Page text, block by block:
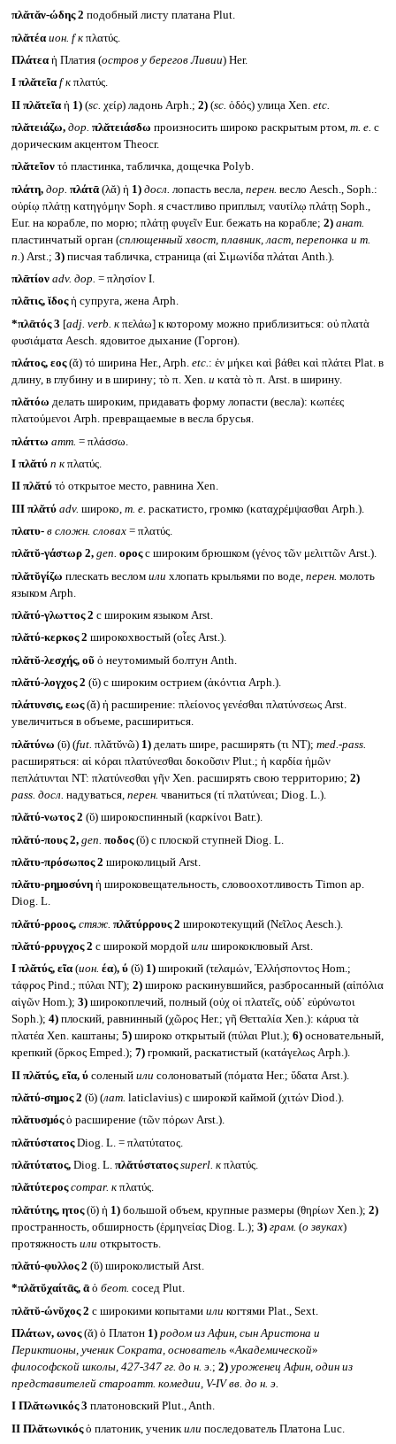
πλᾰτᾰν-ώδης 2 подобный листу платана Plut.
πλᾰτέα ион. f кπλατύς.
Πλάτεα ἡ Платия (остров у берегов Ливии) Her.
I πλᾰτεῖα f кπλατύς.
II πλᾰτεῖα ἡ 1)(sc. χείρ) ладонь Arph.; 2)(sc. ὁδός) улица Xen. etc.
πλᾰτειάζω, дор. πλᾰτειάσδω произносить широко раскрытым ртом,т. е. с
дорическим акцентом Theocr.
πλᾰτεῖον τό пластинка, табличка, дощечка Polyb.
πλάτη, дор. πλάτᾱ(λᾰ) ἡ 1) досл. лопасть весла, перен. весло Aesch., Soph.:
οὐρίῳ πλάτῃ κατηγόμην Soph. я счастливо приплыл; ναυτίλῳ πλάτῃ Soph.,
Eur. на корабле, по морю; πλάτῃ φυγεῖν Eur. бежать на корабле; 2) анат.
пластинчатый орган (сплющенный хвост, плавник, ласт, перепонка и т.
п. ) Arst.; 3)писчая табличка, страница (αἱ Σιμωνίδα πλάται Anth.).
πλᾱτίον adv. дор. = πλησίον I.
πλᾶτις, ῐδοςἡ супруга, жена Arph.
*πλᾱτός 3 [adj. verb. кπελάω] к которому можно приблизиться: οὐ πλατὰ
φυσιάματα Aesch. ядовитое дыхание (Горгон).
πλάτος, εος(ᾰ) τό ширина Her., Arph. etc.: ἐν μήκει καὶ βάθει καὶ πλάτει Plat. в
длину, в глубину и в ширину; τὸ π. Xen. и κατὰ τὸ π. Arst. в ширину.
πλᾰτόω делать широким, придавать форму лопасти (весла): κωπέες
πλατούμενοι Arph. превращаемые в весла брусья.
πλάττω атт. = πλάσσω.
I πλᾰτύ n кπλατύς.
II πλᾰτύ τό открытое место, равнина Xen.
III πλᾰτύ adv. широко, т. е. раскатисто, громко (καταχρέμψασθαι Arph.).
πλατυ- в сложн. словах= πλατύς.
πλᾰτῠ-γάστωρ 2, gen. οροςс широким брюшком (γένος τῶν μελιττῶν Arst.).
πλᾰτῠγίζω плескать веслом или хлопать крыльями по воде, перен. молоть
языком Arph.
πλᾰτύ-γλωττος 2 с широким языком Arst.
πλᾰτύ-κερκος 2 широкохвостый (οἶες Arst.).
πλᾰτῠ-λεσχής, οῦὁ неутомимый болтун Anth.
πλᾰτύ-λογχος 2 (ῠ) с широким острием (ἀκόντια Arph.).
πλάτυνσις, εως(ᾰ) ἡ расширение: πλείονος γενέσθαι πλατύνσεως Arst.
увеличиться в объеме, расшириться.
πλᾰτύνω (ῡ) (fut. πλᾰτῠνῶ) 1)делать шире, расширять (τι NT); med.-pass.
расширяться: αἱ κόραι πλατύνεσθαι δοκοῦσιν Plut.; ἡ καρδία ἡμῶν
πεπλάτυνται NT: πλατύνεσθαι γῆν Xen. расширять свою территорию; 2)
pass. досл. надуваться, перен. чваниться (τί πλατύνεαι; Diog. L.).
πλᾰτύ-νωτος 2 (ῠ) широкоспинный (καρκίνοι Batr.).
πλᾰτύ-πους 2, gen. ποδος(ῠ) с плоской ступней Diog. L.
πλᾰτυ-πρόσωπος 2 широколицый Arst.
πλᾰτυ-ρημοσύνη ἡ широковещательность, словоохотливость Timon ap.
Diog. L.
πλᾰτύ-ρροος, стяж. πλᾰτύρρους 2 широкотекущий (Νεῖλος Aesch.).
πλᾰτύ-ρρυγχος 2 с широкой мордой или ширококлювый Arst.
I πλᾰτύς, εῖα(ион. έα), ύ(ῠ) 1)широкий (τελαμών, Ἑλλήσποντος Hom.;
τάφρος Pind.; πύλαι NT); 2)широко раскинувшийся, разбросанный (αἰπόλια
αἰγῶν Hom.); 3)широкоплечий, полный (οὐχ οἱ πλατεῖς, οὐδ᾽ εὐρύνωτοι
Soph.); 4)плоский, равнинный (χῶρος Her.; γῆ Θετταλία Xen.): κάρυα τὰ
πλατέα Xen. каштаны; 5)широко открытый (πύλαι Plut.); 6)основательный,
крепкий (ὅρκος Emped.); 7)громкий, раскатистый (κατάγελως Arph.).
II πλᾰτύς, εῖα, ύсоленый или солоноватый (πόματα Her.; ὕδατα Arst.).
πλᾰτύ-σημος 2 (ῠ) (лат. laticlavius) с широкой каймой (χιτών Diod.).
πλᾰτυσμόςὁ расширение (τῶν πόρων Arst.).
πλᾰτύστατοςDiog. L. = πλατύτατος.
πλᾰτύτατος,Diog. L. πλᾰτύστατος superl. кπλατύς.
πλᾰτύτερος compar. кπλατύς.
πλᾰτύτης, ητος(ῠ) ἡ 1)большой объем, крупные размеры (θηρίων Xen.); 2)
пространность, обширность (ἑρμηνείας Diog. L.); 3) грам. (о звуках)
протяжность или открытость.
πλᾰτύ-φυλλος 2 (ῠ) широколистый Arst.
*πλᾰτῠχαίτᾱς, ᾱὁ беот. сосед Plut.
πλᾰτῠ-ώνῠχος 2 с широкими копытами или когтями Plat., Sext.
Πλάτων, ωνος(ᾰ) ὁ Платон 1) родом из Афин, сын Аристона и
Периктионы, ученик Сократа, основатель«Академической»
философской школы, 427-347 гг. до н. э.; 2) уроженец Афин, один из
представителей староатт. комедии, V-IV вв. до н. э.
I Πλᾰτωνικός 3 платоновский Plut., Anth.
II Πλᾰτωνικόςὁ платоник, ученик или последователь Платона Luc.